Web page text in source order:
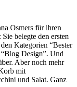
Osmers für ihren
Sie belegte den ersten
Kategorien “Bester
“Blog Design”. Und
Aber noch mehr
mit
und Salat. Ganz